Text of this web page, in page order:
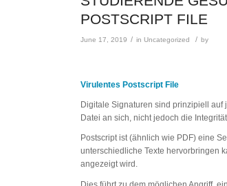
POSTSCRIPT FILE
June 17, 2019 / inUncategorized / by
Virulentes Postscript File
Digitale Signaturen sind prinzipiell
Datei an sich, nicht jedoch die
Postscript ist (ähnlich wie PDF) eine
unterschiedliche Texte hervorbringen
angezeigt wird.